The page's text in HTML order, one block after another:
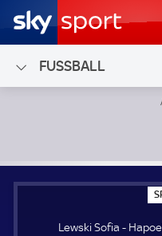
FUSSBALL
Lewski Sofia -